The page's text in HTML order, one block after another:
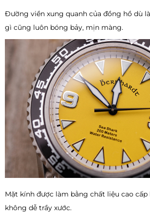
Đường viền xung quanh của đồng hồ dù
gì cũng luôn bóng bảy, mịn màng.
Mặt kính được làm bằng chất liệu cao
không dễ trầy xước.